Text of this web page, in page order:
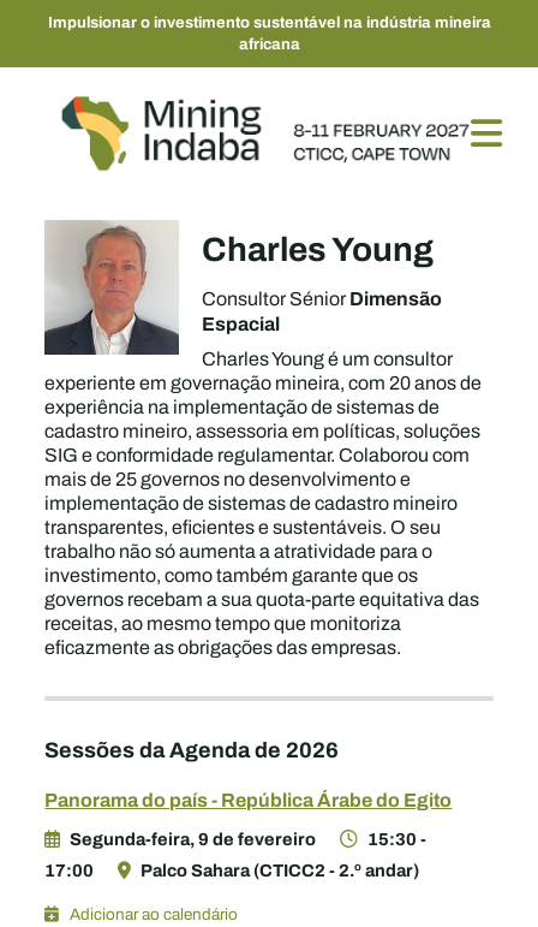
Impulsionar o investimento sustentável na indústria mineira
africana
Charles Young
Consultor SéniorDimensão
Espacial
Charles Young é um consultor
experiente em governação mineira, com 20 anos de
experiência na implementação de sistemas de
cadastro mineiro, assessoria em políticas, soluções
SIG e conformidade regulamentar. Colaborou com
mais de 25 governos no desenvolvimento e
implementação de sistemas de cadastro mineiro
transparentes, eficientes e sustentáveis. O seu
trabalho não só aumenta a atratividade para o
investimento, como também garante que os
governos recebam a sua quota-parte equitativa das
receitas, ao mesmo tempo que monitoriza
eficazmente as obrigações das empresas.
Sessões da Agenda de 2026
Panorama do país - República Árabe do Egito
Segunda-feira, 9 de fevereiro
15:30 -
17:00
Palco Sahara (CTICC2 - 2.º andar)
Adicionar ao calendário